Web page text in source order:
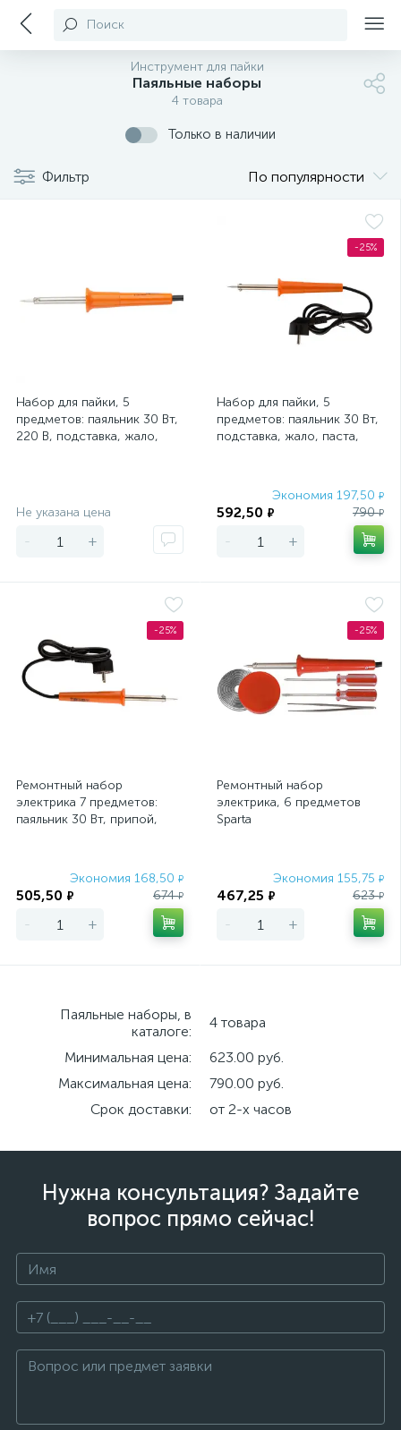
Поиск
Инструмент для пайки
Паяльные наборы
4 товара
Только в наличии
Фильтр По популярности
Набор для пайки, 5
предметов: паяльник 30 Вт,
220 В, подставка, жало,
Не указана цена
- +
-25%
Набор для пайки, 5
предметов: паяльник 30 Вт,
подставка, жало, паста,
Экономия 197,50 ₽
592,50 ₽ 790₽
- +
-25%
Ремонтный набор
электрика 7 предметов:
паяльник 30 Вт, припой,
Экономия 168,50 ₽
505,50 ₽ 674₽
- +
-25%
Ремонтный набор
электрика, 6 предметов
Sparta
Экономия 155,75 ₽
467,25 ₽ 623₽
- +
Паяльные наборы, в
каталоге:
4 товара
Минимальная цена:
623.00 руб.
Максимальная цена:
790.00 руб.
Срок доставки:
от 2-х часов
Нужна консультация? Задайте
вопрос прямо сейчас!